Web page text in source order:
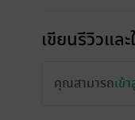
เขียนรีวิวแล
คุณสามารถเข้